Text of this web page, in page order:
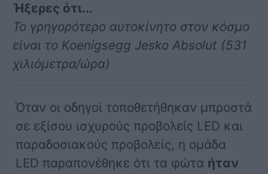
Ήξερες ότι...
Το γρηγορότερο αυτοκίνητο στον κόσμο
είναι το Koenigsegg Jesko Absolut (531
χιλιόμετρα/ώρα)
Όταν οι οδηγοί τοποθετήθηκαν μπροστά
σε εξίσου ισχυρούς προβολείς LED και
παραδοσιακούς προβολείς, η ομάδα
LED παραπονέθηκε ότι τα φώτα ήταν